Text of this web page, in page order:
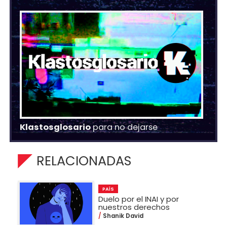
Klastosglosariopara no dejarse
RELACIONADAS
PAÍS
Duelo por el INAI y por
nuestros derechos
Shanik David